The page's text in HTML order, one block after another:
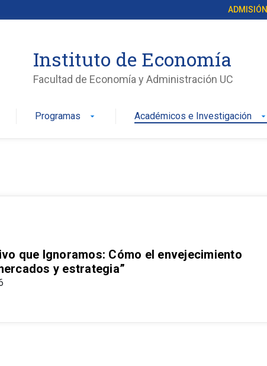
ADMISIÓN
Instituto de Economía
Facultad de Economía y Administración UC
Programas arrow_drop_down Académicos e Investigación arrow_drop_down
que Ignoramos: Cómo el envejecimiento
y estrategia”